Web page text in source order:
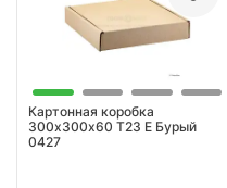
Картонная коробка
300х300х60 Т23 Е Бурый
0427